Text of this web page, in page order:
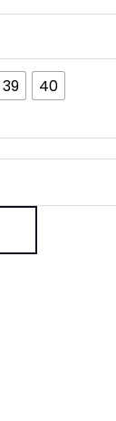
39 40